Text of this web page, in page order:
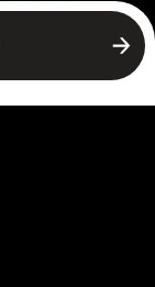
Россия